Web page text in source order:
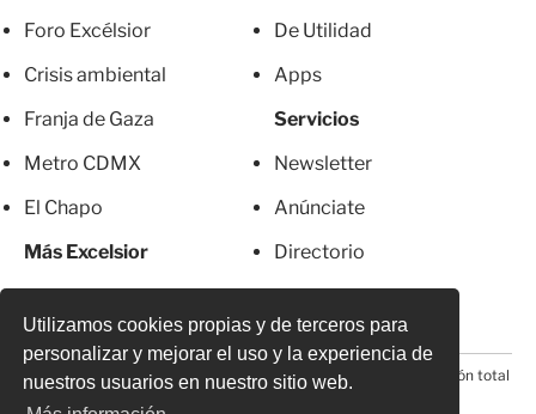
Utilizamos cookies propias y de terceros para
personalizar y mejorar el uso y la experiencia de
nuestros usuarios en nuestro sitio web.
Foro Excélsior
Crisis ambiental
Franja de Gaza
Metro CDMX
El Chapo
Más Excelsior
De Utilidad
Apps
Servicios
Newsletter
Anúnciate
Directorio
© 2026 Todos los derechos reservados. Prohibida la reproducción total
o parcial, incluyendo cualquier medio electrónico*